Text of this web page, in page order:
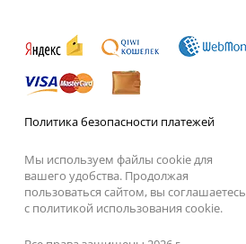
Политика безопасности платежей
Мы используем файлы cookie для
вашего удобства. Продолжая
пользоваться сайтом, вы соглашаетесь
с политикой использования cookie.